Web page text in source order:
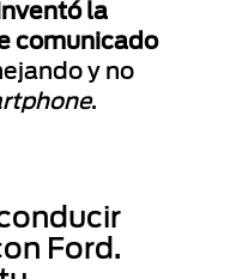
la
comunicado
y no
.
Ford.